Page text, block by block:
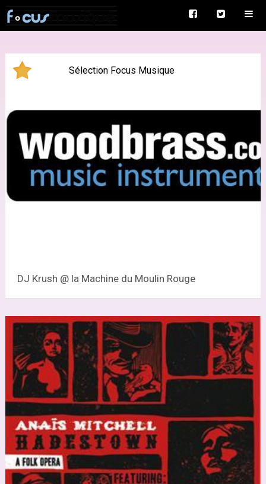
Sélection Focus Musique
DJ Krush @ la Machine du Moulin Rouge